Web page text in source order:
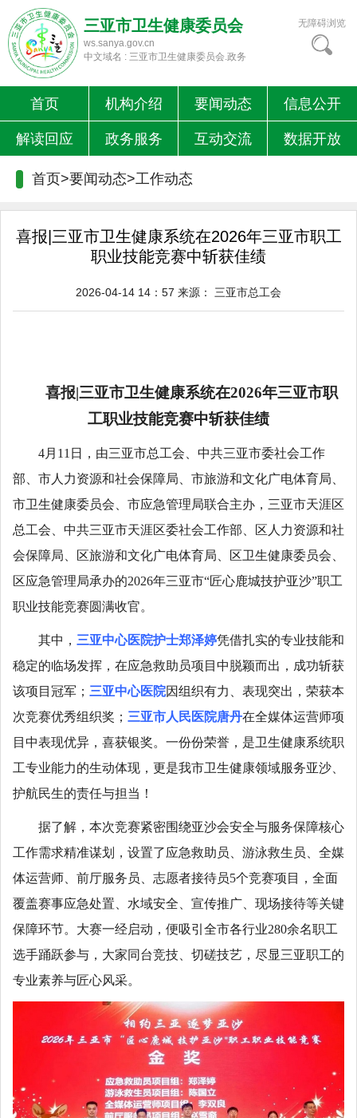
三亚市卫生健康委员会
ws.sanya.gov.cn
中文域名 : 三亚市卫生健康委员会.政务
无障碍浏览
首页 机构介绍 要闻动态 信息公开
解读回应 政务服务 互动交流 数据开放
首页>要闻动态>工作动态
喜报|三亚市卫生健康系统在2026年三亚市职工
职业技能竞赛中斩获佳绩
2026-04-14 14：57 来源： 三亚市总工会
喜报|三亚市卫生健康系统在2026年三亚市职
工职业技能竞赛中斩获佳绩
4月11日，由三亚市总工会、中共三亚市委社会工作
部、市人力资源和社会保障局、市旅游和文化广电体育局、
市卫生健康委员会、市应急管理局联合主办，三亚市天涯区
总工会、中共三亚市天涯区委社会工作部、区人力资源和社
会保障局、区旅游和文化广电体育局、区卫生健康委员会、
区应急管理局承办的2026年三亚市“匠心鹿城技护亚沙”职工
职业技能竞赛圆满收官。
其中， 三亚中心医院护士郑泽婷凭借扎实的专业技能和
稳定的临场发挥，在应急救助员项目中脱颖而出，成功斩获
该项目冠军； 三亚中心医院因组织有力、表现突出，荣获本
次竞赛优秀组织奖； 三亚市人民医院唐丹在全媒体运营师项
目中表现优异，喜获银奖。一份份荣誉，是卫生健康系统职
工专业能力的生动体现，更是我市卫生健康领域服务亚沙、
护航民生的责任与担当！
据了解，本次竞赛紧密围绕亚沙会安全与服务保障核心
工作需求精准谋划，设置了应急救助员、游泳救生员、全媒
体运营师、前厅服务员、志愿者接待员5个竞赛项目，全面
覆盖赛事应急处置、水域安全、宣传推广、现场接待等关键
保障环节。大赛一经启动，便吸引全市各行业280余名职工
选手踊跃参与，大家同台竞技、切磋技艺，尽显三亚职工的
专业素养与匠心风采。